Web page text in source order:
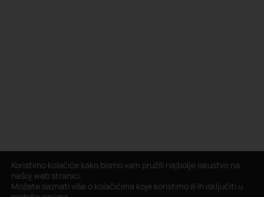
Koristimo kolačiće kako bismo vam pružili najbolje iskustvo na
našoj web stranici.
Možete saznati više o kolačićima koje koristimo ili ih isključiti u